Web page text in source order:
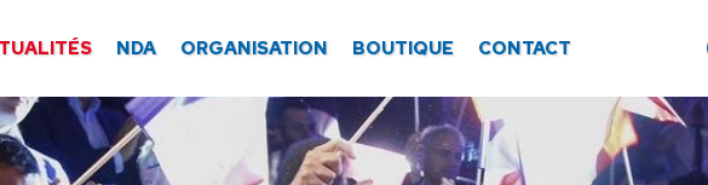
NDA ORGANISATION BOUTIQUE CONTACT